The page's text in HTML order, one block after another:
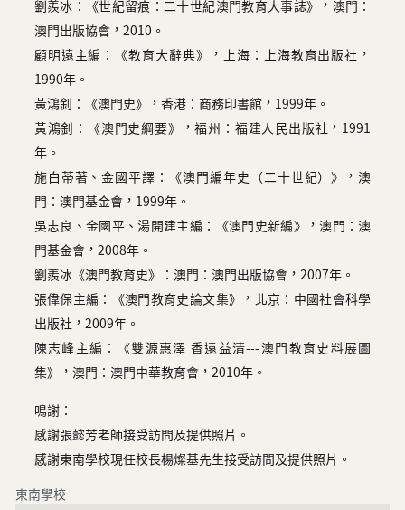
劉羨冰：《世紀留痕：二十世紀澳門教育大事誌》，澳門：
澳門出版協會，2010。
顧明遠主編：《教育大辭典》，上海：上海教育出版社，
1990年。
黃鴻釗：《澳門史》，香港：商務印書館，1999年。
黃鴻釗：《澳門史綱要》，福州：福建人民出版社，1991
年。
施白蒂著、金國平譯：《澳門編年史（二十世紀）》，澳
門：澳門基金會，1999年。
吳志良、金國平、湯開建主編：《澳門史新編》，澳門：澳
門基金會，2008年。
劉羨冰《澳門教育史》：澳門：澳門出版協會，2007年。
張偉保主編：《澳門教育史論文集》，北京：中國社會科學
出版社，2009年。
陳志峰主編：《雙源惠澤 香遠益清---澳門教育史料展圖
集》，澳門：澳門中華教育會，2010年。
鳴謝：
感謝張懿芳老師接受訪問及提供照片。
感謝東南學校現任校長楊燦基先生接受訪問及提供照片。
東南學校